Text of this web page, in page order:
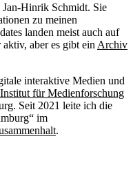
Hinrik Schmidt. Sie
zu meinen
landen meist auch auf
aber es gibt ein Archiv
interaktive Medien und
für Medienforschung
Seit 2021 leite ich die
im
.